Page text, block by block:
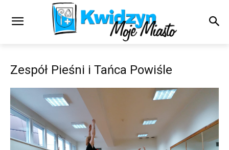
Zespół Pieśni i Tańca Powiśle